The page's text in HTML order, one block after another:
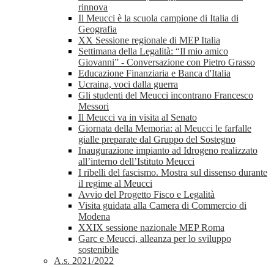
rinnova
Il Meucci è la scuola campione di Italia di
Geografia
XX Sessione regionale di MEP Italia
Settimana della Legalità: “Il mio amico
Giovanni” - Conversazione con Pietro Grasso
Educazione Finanziaria e Banca d'Italia
Ucraina, voci dalla guerra
Gli studenti del Meucci incontrano Francesco
Messori
Il Meucci va in visita al Senato
Giornata della Memoria: al Meucci le farfalle
gialle preparate dal Gruppo del Sostegno
Inaugurazione impianto ad Idrogeno realizzato
all’interno dell’Istituto Meucci
I ribelli del fascismo. Mostra sul dissenso durante
il regime al Meucci
Avvio del Progetto Fisco e Legalità
Visita guidata alla Camera di Commercio di
Modena
XXIX sessione nazionale MEP Roma
Garc e Meucci, alleanza per lo sviluppo
sostenibile
A.s. 2021/2022